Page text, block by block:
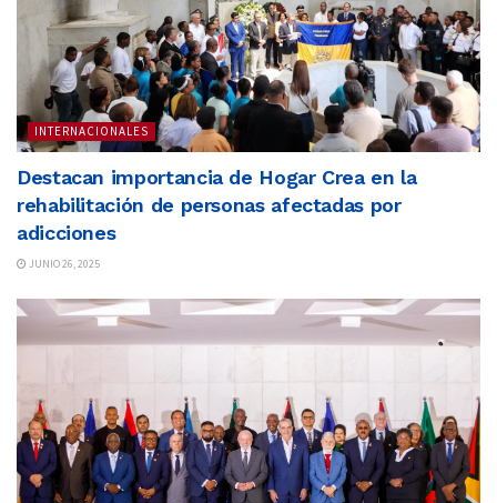
INTERNACIONALES
Destacan importancia de Hogar Crea en la
rehabilitación de personas afectadas por
adicciones
JUNIO 26, 2025